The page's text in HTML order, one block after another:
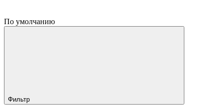
По умолчанию
Фильтр